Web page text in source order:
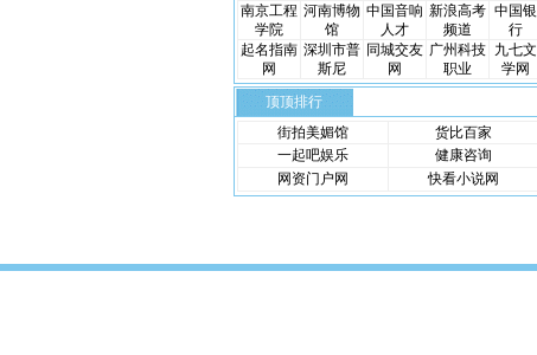
南京工程
学院
河南博物
馆
中国音响
人才
新浪高考
频道
中国银
行
起名指南
网
深圳市普
斯尼
同城交友
网
广州科技
职业
九七文
学网
顶顶排行
街拍美媚馆
货比百家
一起吧娱乐
健康咨询
网资门户网
快看小说网